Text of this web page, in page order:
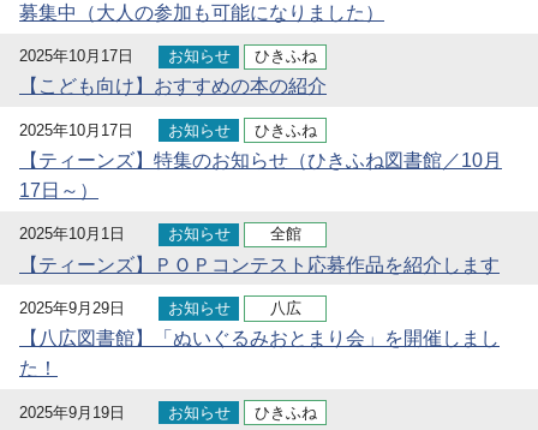
募集中（大人の参加も可能になりました）
2025年10月17日 お知らせ ひきふね
【こども向け】おすすめの本の紹介
2025年10月17日 お知らせ ひきふね
【ティーンズ】特集のお知らせ（ひきふね図書館／10月
17日～）
2025年10月1日 お知らせ 全館
【ティーンズ】ＰＯＰコンテスト応募作品を紹介します
2025年9月29日 お知らせ 八広
【八広図書館】「ぬいぐるみおとまり会」を開催しまし
た！
2025年9月19日 お知らせ ひきふね